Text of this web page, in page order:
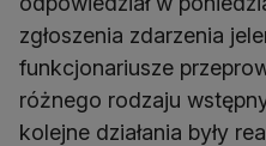
zgłoszenia zdarzenia
funkcjonariusze
różnego rodzaju
kolejne działania były